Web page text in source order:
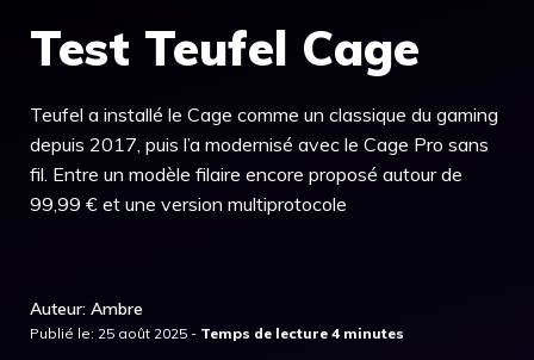
Test Teufel Cage
Teufel a installé le Cage comme un classique du gaming
depuis 2017, puis l’a modernisé avec le Cage Pro sans
fil. Entre un modèle filaire encore proposé autour de
99,99 € et une version multiprotocole
Auteur: Ambre
Publié le: 25 août 2025 -